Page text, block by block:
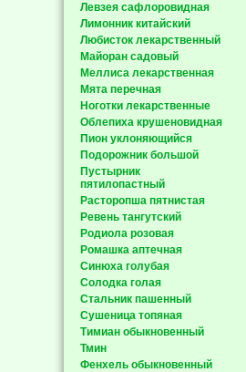
Левзея сафлоровидная
Лимонник китайский
Любисток лекарственный
Майоран садовый
Меллиса лекарственная
Мята перечная
Ноготки лекарственные
Облепиха крушеновидная
Пион уклоняющийся
Подорожник большой
Пустырник
пятилопастный
Расторопша пятнистая
Ревень тангутский
Родиола розовая
Ромашка аптечная
Синюха голубая
Солодка голая
Стальник пашенный
Сушеница топяная
Тимиан обыкновенный
Тмин
Фенхель обыкновенный